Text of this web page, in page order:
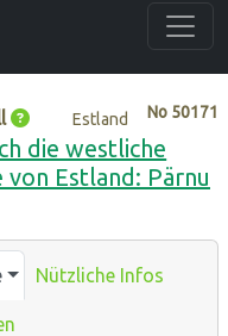
No 50171
Estland
die westliche
Estland: Pärnu
Nützliche Infos